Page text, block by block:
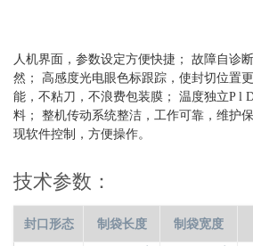
人机界面，参数设定方便快捷； 故障自诊
然； 高感度光电眼色标跟踪，使封切位置
能，不粘刀，不浪费包装膜； 温度独立P l
料； 整机传动系统整洁，工作可靠，维护
现软件控制，方便操作。
技术参数：
封口形态 制袋长度 制袋宽度